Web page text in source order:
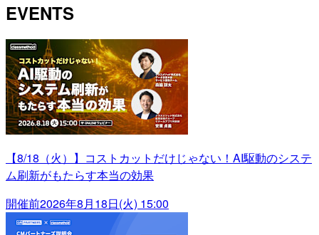
EVENTS
【8/18（火）】コストカットだけじゃない！AI駆動のシステ
ム刷新がもたらす本当の効果
開催前2026年8月18日(火) 15:00